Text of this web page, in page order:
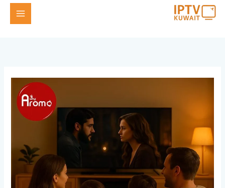
تخطي
إلى